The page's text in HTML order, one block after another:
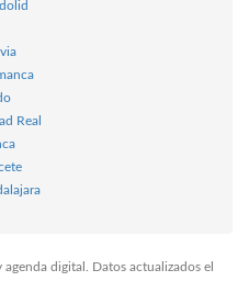
Real
digital. Datos actualizados el